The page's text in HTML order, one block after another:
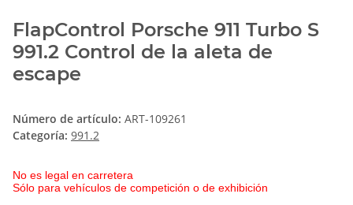
FlapControl Porsche 911 Turbo S
991.2 Control de la aleta de
escape
Número de artículo: ART-109261
Categoría: 991.2
No es legal en carretera
Sólo para vehículos de competición o de exhibición